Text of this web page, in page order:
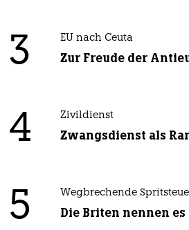
3 EU nach Ceuta
Zur Freude der
4 Zivildienst
Zwangsdienst als
5 Wegbrechende
Die Briten nennen